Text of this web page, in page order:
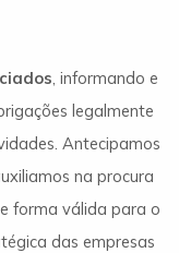
informando e
legalmente
Antecipamos
na procura
forma válida para o
das empresas